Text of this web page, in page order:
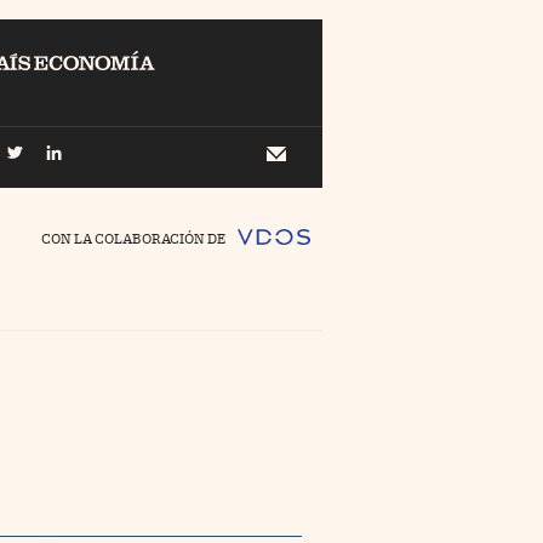
Pyme //foo
CON LA COLABORACIÓN DE